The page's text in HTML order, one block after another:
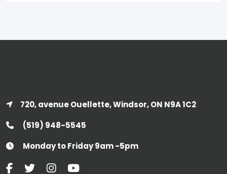
720, avenue Ouellette, Windsor, ON N9A 1C2
(519) 948-5545
Monday to Friday 9am -5pm